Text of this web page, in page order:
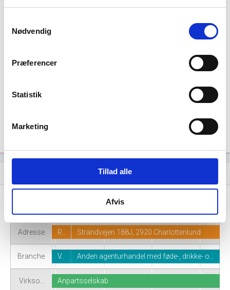
Nødvendig
Præferencer
Statistik
Marketing
Tillad alle
Afvis
beskæftigelse endnu. Vi kan derfor ikke
Virksomhedshistorik
Adresse
Branche
Virkso…
R.. Strandvejen 188J, 2920 Charlottenlund
V.. Anden agenturhandel med føde-, drikke- o…
Anpartsselskab